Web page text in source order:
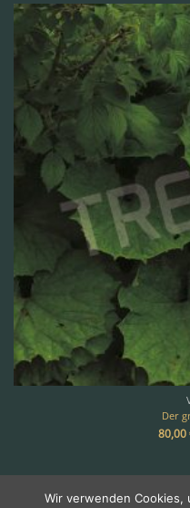
Der
80,00
Wir verwenden Cookies,